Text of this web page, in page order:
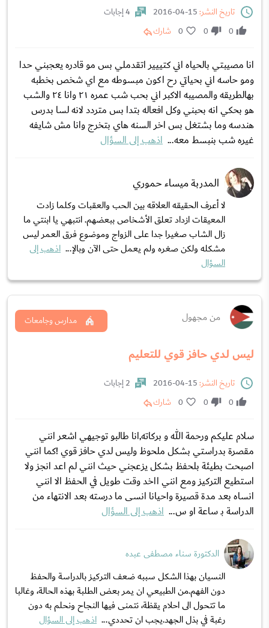
تاريخ النشر:
4 إجابات
0
0
0 شارك
انا مصيبتي بالحياه اني كتييير اتقدملي بس مو قادره يعجبني حدا
ومو حاسه اني بحياتي رح اكون مبسوطه مع اي شخص بخطبه
بهالطريقه والمصيبه الاكبر اني بحب شب عمره ٢١ وانا ٢٤ والشب
هو بحكي انه بحبني وكل افعاله بتدا بس متردد لانه لسا بدرس
هندسه وما بشتغل بس اخر السنه هاي بتخرج وانا مش شايفه
غيره شب بنبسط معه... اذهب إلى السؤال
المدربة ميساء حموري
لا أعرف الحقيقه العلاقه بين الحب والعقبات وكلما زادت
المعيقات ازداد تعلق الأشخاص ببعضهم. انتبهي يا ابنتي ما
زال الشاب صغيرا جدا على الزواج وموضوع فرق العمر ليس
مشكله ولكن صغره ولم يعمل حتى الآن وبالإ... اذهب إلى
السؤال
من مجهول
ليس لدي حافز قوي للتعليم
مدارس وجامعات
تاريخ النشر:
2 إجابات
0
0
0 شارك
سلام عليكم ورحمة الله و بركاته,انا طالبو توجيهي اشعر انني
مقصرة بدراستي بشكل ملحوظ وليس لدي حافز قوي !كما انني
اصبحت بطيئة بلحفظ بشكل يزعجني حيث انني لم اعد انجز ولا
استطيع التركيز ومع انني ااخد وقت طويل في الحفظ الا انني
انساه بعد مدة قصيرة واحيانا انسى ما درسته بعد الانتهاء من
الدراسة بـ ساعة او س... اذهب إلى السؤال
الدكتورة سناء مصطفى عبده
النسيان بهذا الشكل سببه ضعف التركيز بالدراسة والحفظ
دون الفهم.من الطبيعي ان يمر بعض الطلبة بهذه الحالة، وغالبا
ما تتحول الى احلام يقظة، نتمنى فيها النجاح ونحلم به دون
رغبة في بذل الجهد.يجب ان تحددي... اذهب إلى السؤال